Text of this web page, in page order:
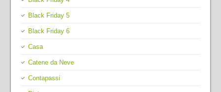
Black Friday 5
Black Friday 6
Casa
Catene da Neve
Contapassi